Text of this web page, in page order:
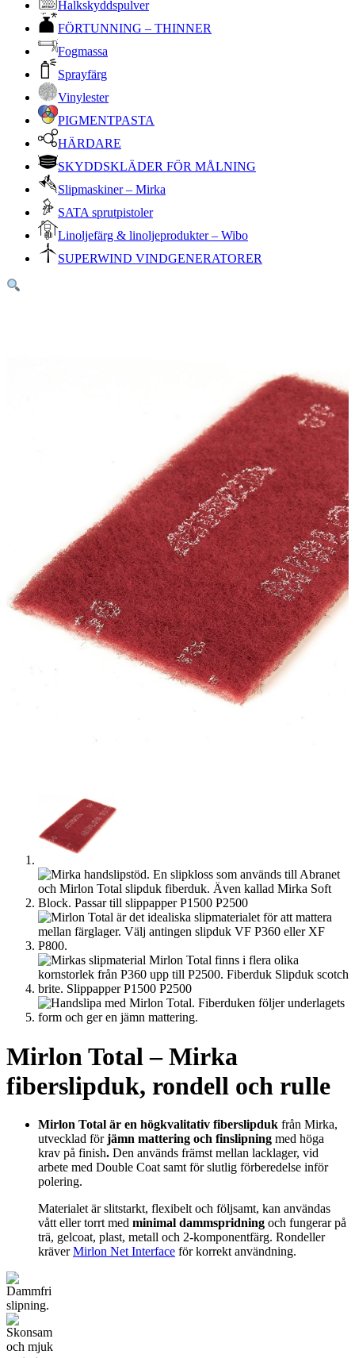
Halkskyddspulver
FÖRTUNNING – THINNER
Fogmassa
Sprayfärg
Vinylester
PIGMENTPASTA
HÄRDARE
SKYDDSKLÄDER FÖR MÅLNING
Slipmaskiner – Mirka
SATA sprutpistoler
Linoljefärg & linoljeprodukter – Wibo
SUPERWIND VINDGENERATORER
Mirlon Total – Mirka
fiberslipduk, rondell och rulle
Mirlon Total är en högkvalitativ fiberslipduk från Mirka,
utvecklad förjämn mattering och finslipning med höga
krav på finish. Den används främst mellan lacklager, vid
arbete med Double Coat samt för slutlig förberedelse inför
polering.
Materialet är slitstarkt, flexibelt och följsamt, kan användas
vått eller torrt med minimal dammspridning och fungerar på
trä, gelcoat, plast, metall och 2-komponentfärg. Rondeller
kräverMirlon Net Interface för korrekt användning.